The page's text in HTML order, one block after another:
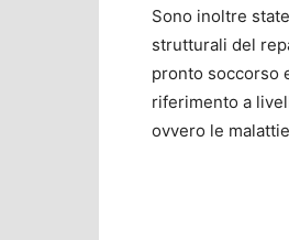
Sono inoltre
strutturali del
pronto soccorso
riferimento a
ovvero le